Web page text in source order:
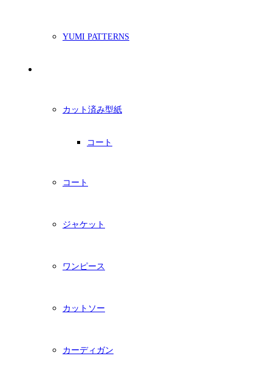
YUMI PATTERNS
カット済み型紙
コート
コート
ジャケット
ワンピース
カットソー
カーディガン